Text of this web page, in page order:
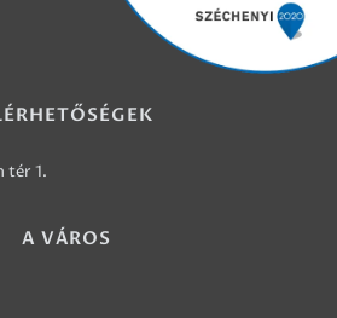
tér 1.
A VÁROS